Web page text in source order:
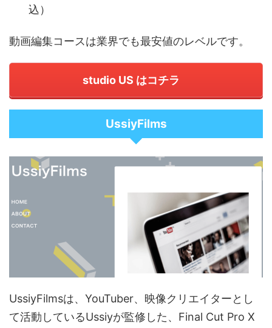
込）
動画編集コースは業界でも最安値のレベルです。
studio US はコチラ
UssiyFilms
UssiyFilmsは、YouTuber、映像クリエイターとし
て活動しているUssiyが監修した、Final Cut Pro X